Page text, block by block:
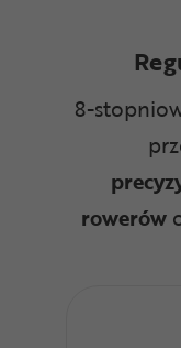
8-
rowerów